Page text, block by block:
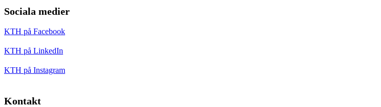
Sociala medier
KTH på Facebook
KTH på LinkedIn
KTH på Instagram
Kontakt